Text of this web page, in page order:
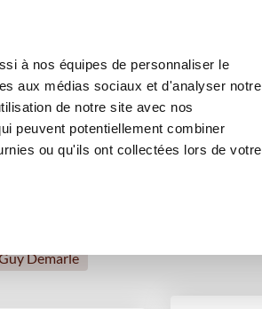
à nos équipes de personnaliser le
aux médias sociaux et d'analyser notre
de notre site avec nos
peuvent potentiellement combiner
ou qu'ils ont collectées lors de votre
pizza
Demarle